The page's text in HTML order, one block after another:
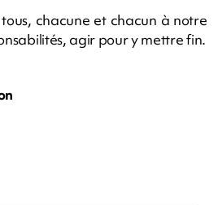
chacune et chacun à notre
agir pour y mettre fin.